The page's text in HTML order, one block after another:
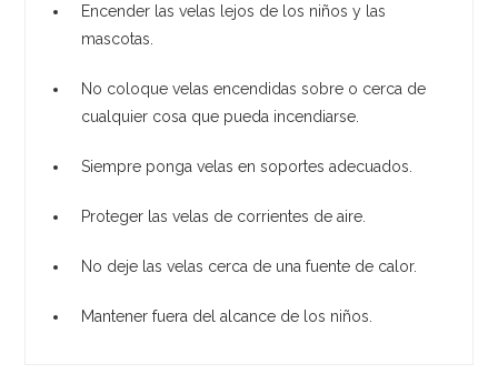
Encender las velas lejos de los niños y las
mascotas.
No coloque velas encendidas sobre o cerca de
cualquier cosa que pueda incendiarse.
Siempre ponga velas en soportes adecuados.
Proteger las velas de corrientes de aire.
No deje las velas cerca de una fuente de calor.
Mantener fuera del alcance de los niños.